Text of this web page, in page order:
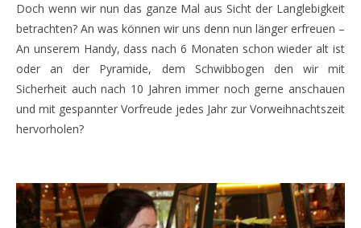
Doch wenn wir nun das ganze Mal aus Sicht der Langlebigkeit
betrachten? An was können wir uns denn nun länger erfreuen –
An unserem Handy, dass nach 6 Monaten schon wieder alt ist
oder an der Pyramide, dem Schwibbogen den wir mit
Sicherheit auch nach 10 Jahren immer noch gerne anschauen
und mit gespannter Vorfreude jedes Jahr zur Vorweihnachtszeit
hervorholen?